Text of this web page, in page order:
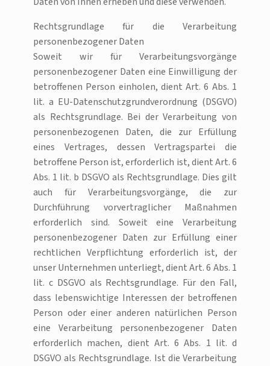
Rechtsgrundlage für die Verarbeitung
personenbezogener Daten
Soweit wir für Verarbeitungsvorgänge
personenbezogener Daten eine Einwilligung der
betroffenen Person einholen, dient Art. 6 Abs. 1
lit. a EU-Datenschutzgrundverordnung (DSGVO)
als Rechtsgrundlage. Bei der Verarbeitung von
personenbezogenen Daten, die zur Erfüllung
eines Vertrages, dessen Vertragspartei die
betroffene Person ist, erforderlich ist, dient Art. 6
Abs. 1 lit. b DSGVO als Rechtsgrundlage. Dies gilt
auch für Verarbeitungsvorgänge, die zur
Durchführung vorvertraglicher Maßnahmen
erforderlich sind. Soweit eine Verarbeitung
personenbezogener Daten zur Erfüllung einer
rechtlichen Verpflichtung erforderlich ist, der
unser Unternehmen unterliegt, dient Art. 6 Abs. 1
lit. c DSGVO als Rechtsgrundlage. Für den Fall,
dass lebenswichtige Interessen der betroffenen
Person oder einer anderen natürlichen Person
eine Verarbeitung personenbezogener Daten
erforderlich machen, dient Art. 6 Abs. 1 lit. d
DSGVO als Rechtsgrundlage. Ist die Verarbeitung